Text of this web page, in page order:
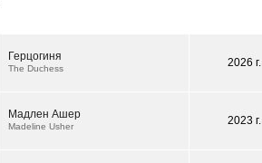
Герцогиня
The Duchess 2026 г.
Мадлен Ашер
Madeline Usher 2023 г.